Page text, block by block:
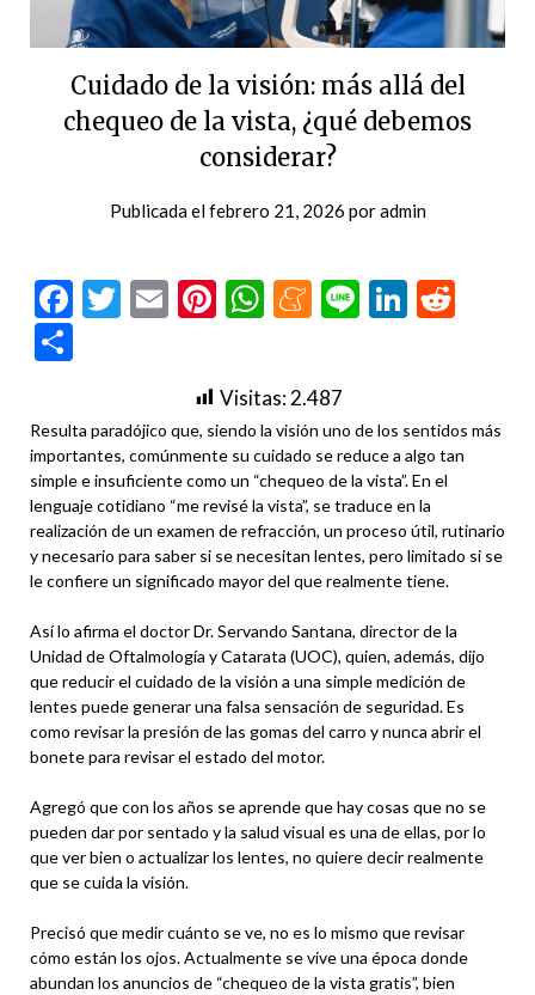
Cuidado de la visión: más allá del
chequeo de la vista, ¿qué debemos
considerar?
Publicada elfebrero 21, 2026 poradmin
Facebook
Twitter
EmailPinterest
WhatsApp
Meneame
Line
Visitas:2.487
Resulta paradójico que, siendo la visión uno de los sentidos más
importantes, comúnmente su cuidado se reduce a algo tan
simple e insuficiente como un “chequeo de la vista”. En el
lenguaje cotidiano “me revisé la vista”, se traduce en la
realización de un examen de refracción, un proceso útil, rutinario
y necesario para saber si se necesitan lentes, pero limitado si se
le confiere un significado mayor del que realmente tiene.
Así lo afirma el doctor Dr. Servando Santana, director de la
Unidad de Oftalmología y Catarata (UOC), quien, además, dijo
que reducir el cuidado de la visión a una simple medición de
lentes puede generar una falsa sensación de seguridad. Es
como revisar la presión de las gomas del carro y nunca abrir el
bonete para revisar el estado del motor.
Agregó que con los años se aprende que hay cosas que no se
pueden dar por sentado y la salud visual es una de ellas, por lo
que ver bien o actualizar los lentes, no quiere decir realmente
que se cuida la visión.
Precisó que medir cuánto se ve, no es lo mismo que revisar
cómo están los ojos. Actualmente se vive una época donde
abundan los anuncios de “chequeo de la vista gratis”, bien